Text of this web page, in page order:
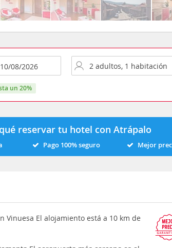
un 20%
reservar tu hotel con Atrápalo
Pago 100% seguro Mejor
Vinuesa El alojamiento está a 10 km de